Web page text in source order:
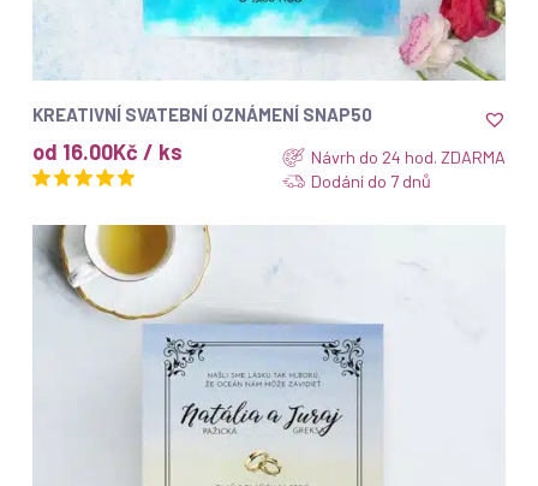
ZOBRAZIT
KREATIVNÍ SVATEBNÍ OZNÁMENÍ SNAP50
od 16.00Kč / ks
Návrh do 24 hod. ZDARMA
Dodání do 7 dnů